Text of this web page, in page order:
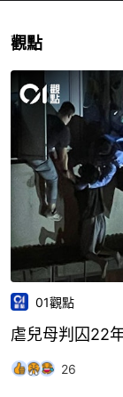
觀點
01觀點
虐兒母判囚22
26